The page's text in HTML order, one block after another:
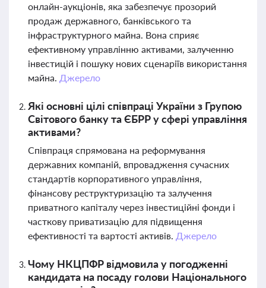
онлайн-аукціонів, яка забезпечує прозорий
продаж державного, банківського та
інфраструктурного майна. Вона сприяє
ефективному управлінню активами, залученню
інвестицій і пошуку нових сценаріїв використання
майна. Джерело
Які основні цілі співпраці України з Групою
Світового банку та ЄБРР у сфері управління
активами?
Співпраця спрямована на реформування
державних компаній, впровадження сучасних
стандартів корпоративного управління,
фінансову реструктуризацію та залучення
приватного капіталу через інвестиційні фонди і
часткову приватизацію для підвищення
ефективності та вартості активів. Джерело
Чому НКЦПФР відмовила у погодженні
кандидата на посаду голови Національного